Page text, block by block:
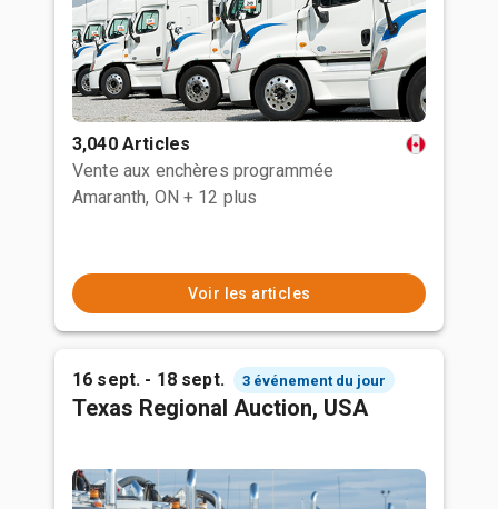
3,040 Articles
Vente aux enchères programmée
Amaranth, ON + 12 plus
Voir les articles
16 sept. - 18 sept. 3 événement du jour
Texas Regional Auction, USA